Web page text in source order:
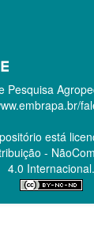
Pesquisa
está
-
4.0 Internacional.